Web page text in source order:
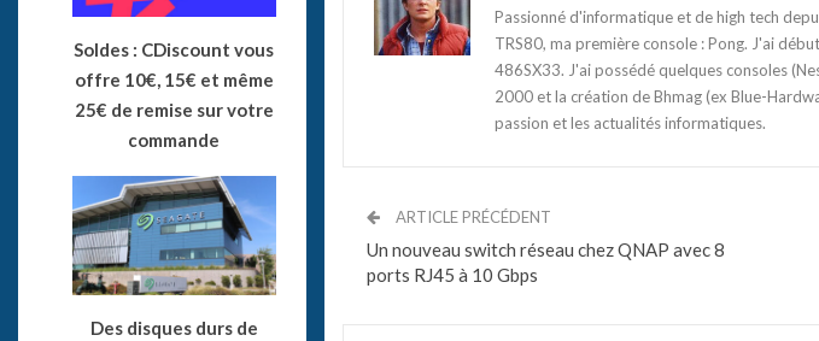
Passionné d'informatique et de high tech
TRS80, ma première console : Pong. J'ai
486SX33. J'ai possédé quelques consoles
2000 et la création de Bhmag (ex Blue-
passion et les actualités informatiques.
ARTICLE PRÉCÉDENT
Un nouveau switch réseau chez QNAP avec 8
ports RJ45 à 10 Gbps
Soldes : CDiscount vous
offre 10€, 15€ et même
25€ de remise sur votre
commande
Des disques durs de